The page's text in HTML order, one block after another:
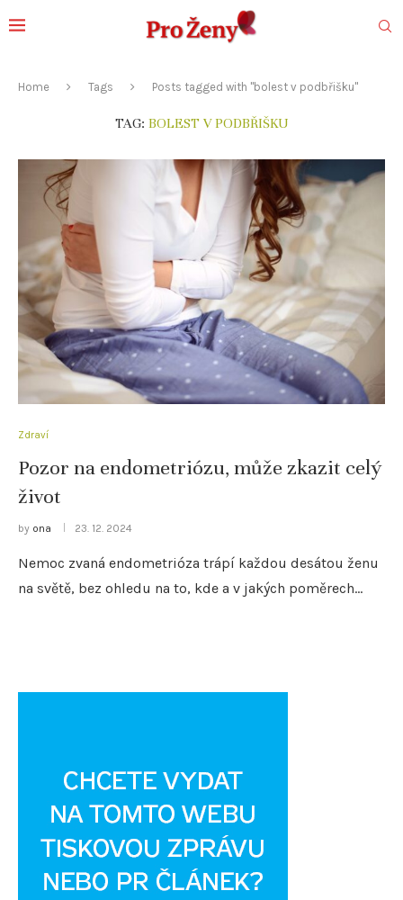
Home Tags Posts tagged with "bolest v podbřišku"
TAG: BOLEST V PODBŘIŠKU
Zdraví
Pozor na endometriózu, může zkazit celý
život
by ona 23. 12. 2024
Nemoc zvaná endometrióza trápí každou desátou ženu
na světě, bez ohledu na to, kde a v jakých poměrech…